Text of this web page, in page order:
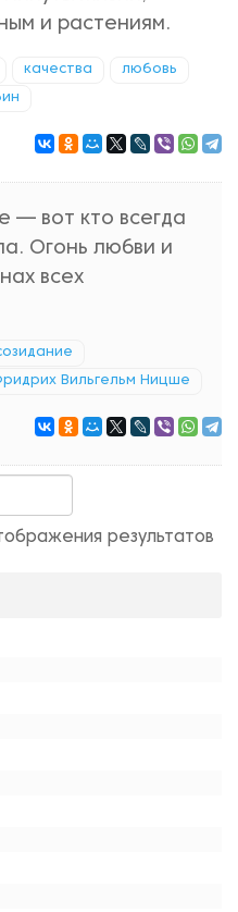
и растениям.
качества любовь
— вот кто всегда
Огонь любви и
всех
Вильгельм Ницше
результатов